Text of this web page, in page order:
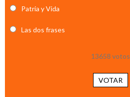
Patria y Vida
Las dos frases
13658 votos
VOTAR